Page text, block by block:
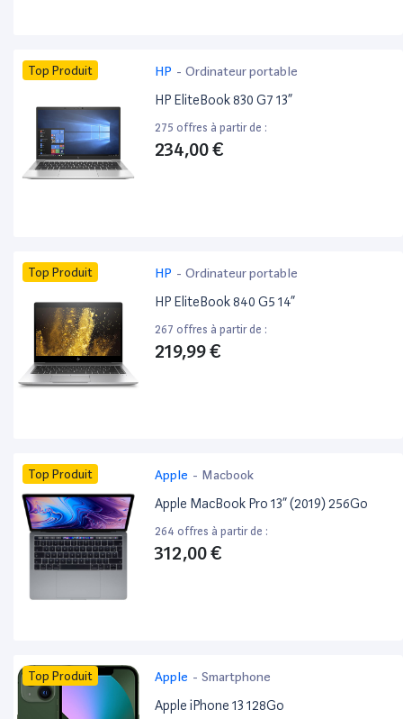
Top Produit HP - Ordinateur portable
HP EliteBook 830 G7 13”
275 offres à partir de :
234,00 €
Top Produit HP - Ordinateur portable
HP EliteBook 840 G5 14”
267 offres à partir de :
219,99 €
Top Produit Apple - Macbook
Apple MacBook Pro 13” (2019) 256Go
264 offres à partir de :
312,00 €
Top Produit Apple - Smartphone
Apple iPhone 13 128Go